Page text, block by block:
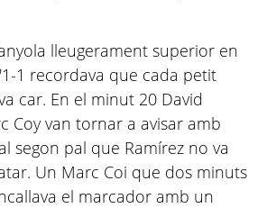
lleugerament superior en
1 recordava que cada petit
car. En el minut 20 David
Coy van tornar a avisar amb
segon pal que Ramírez no va
Un Marc Coi que dos minuts
el marcador amb un